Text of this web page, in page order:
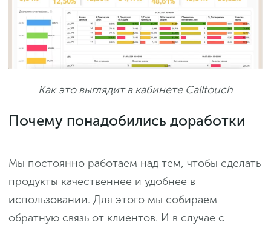
Как это выглядит в кабинете Calltouch
Почему понадобились доработки
Мы постоянно работаем над тем, чтобы сделать
продукты качественнее и удобнее в
использовании. Для этого мы собираем
обратную связь от клиентов. И в случае с